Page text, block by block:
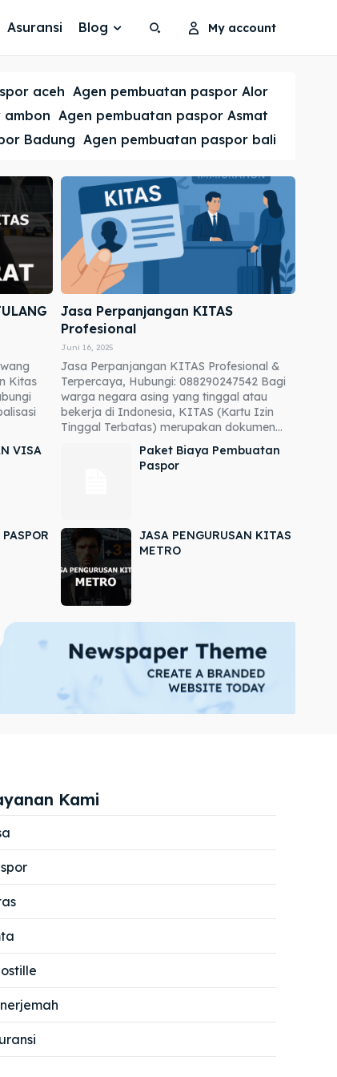
Asuransi Blog My account
aceh Agen pembuatan paspor Alor
ambon Agen pembuatan paspor Asmat
Badung Agen pembuatan paspor bali
Kitas
Jasa Perpanjangan KITAS
Profesional
Juni 16, 2025
Jasa Perpanjangan KITAS Profesional &
Terpercaya, Hubungi: 088290247542 Bagi
warga negara asing yang tinggal atau
bekerja di Indonesia, KITAS (Kartu Izin
Tinggal Terbatas) merupakan dokumen...
VISA
Paket Biaya Pembuatan
Paspor
JASA PENGURUSAN KITAS
METRO
Kami